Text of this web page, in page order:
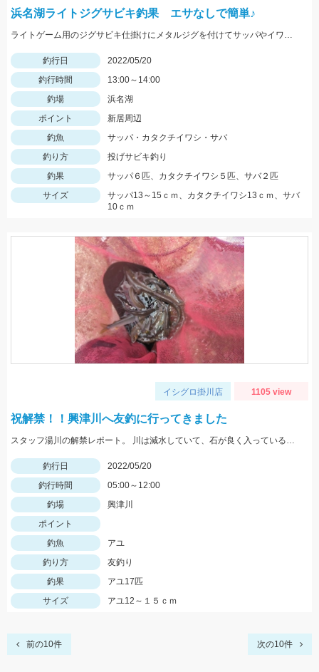
浜名湖ライトジグサビキ釣果 エサなしで簡単♪
ライトゲーム用のジグサビキ仕掛けにメタルジグを付けてサッパやイワシ、コサバなどがお手軽に狙えますよ♪
釣行日
2022/05/20
釣行時間
13:00～14:00
釣場
浜名湖
ポイント
新居周辺
釣魚
サッパ・カタクチイワシ・サバ
釣り方
投げサビキ釣り
釣果
サッパ６匹、カタクチイワシ５匹、サバ２匹
サイズ
サッパ13～15ｃｍ、カタクチイワシ13ｃｍ、サバ
10ｃｍ
イシグロ掛川店 1105 view
祝解禁！！興津川へ友釣に行ってきました
スタッフ湯川の解禁レポート。 川は減水していて、石が良く入っている波立ちあるポイントがオススメ
釣行日
2022/05/20
釣行時間
05:00～12:00
釣場
興津川
ポイント
釣魚
アユ
釣り方
友釣り
釣果
アユ17匹
サイズ
アユ12～１５ｃｍ
前の10件 次の10件